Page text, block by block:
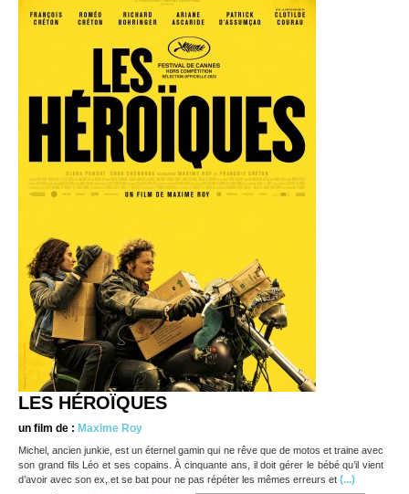
LES HÉROÏQUES
un film de : Maxime Roy
Michel, ancien junkie, est un éternel gamin qui ne rêve que de motos et traine avec
son grand fils Léo et ses copains. À cinquante ans, il doit gérer le bébé qu’il vient
d’avoir avec son ex, et se bat pour ne pas répéter les mêmes erreurs et (...)